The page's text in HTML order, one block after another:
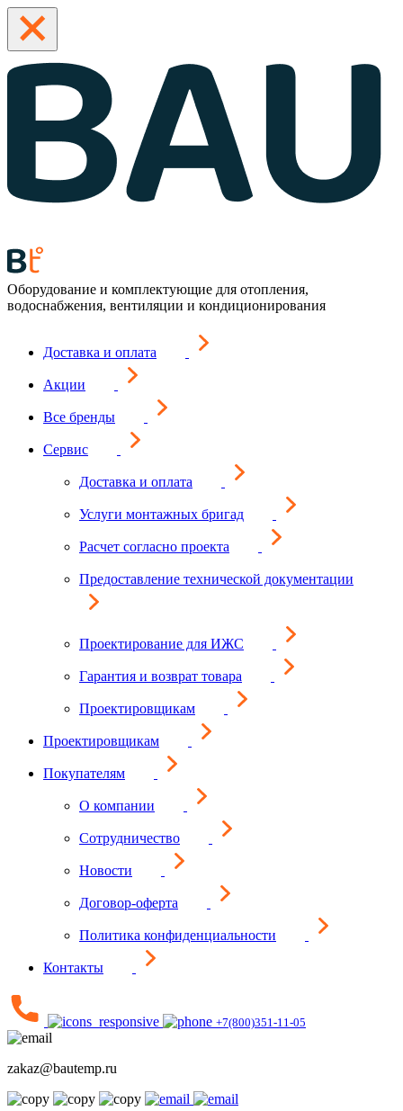
Оборудование и комплектующие для отопления,
водоснабжения, вентиляции и кондиционирования
Доставка и оплата
Акции
Все бренды
Сервис
Доставка и оплата
Услуги монтажных бригад
Расчет согласно проекта
Предоставление технической документации
Проектирование для ИЖС
Гарантия и возврат товара
Проектировщикам
Проектировщикам
Покупателям
О компании
Сотрудничество
Новости
Договор-оферта
Политика конфиденциальности
Контакты
+7(800)351-11-05
zakaz@bautemp.ru